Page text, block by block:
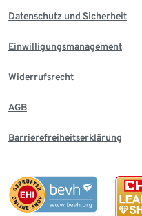
Datenschutz und Sicherheit
Einwilligungsmanagement
Widerrufsrecht
AGB
Barrierefreiheitserklärung